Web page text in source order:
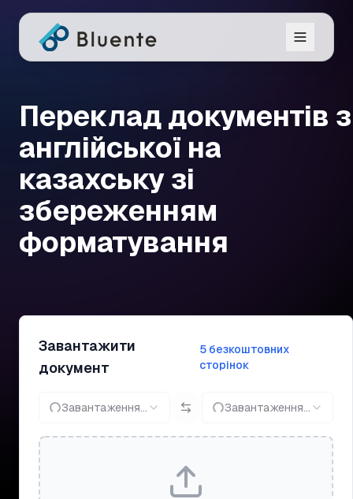
Переклад документів з
англійської на
казахську зі
збереженням
форматування
Завантажити
документ
5 безкоштовних
сторінок
Завантаження... Завантаження...